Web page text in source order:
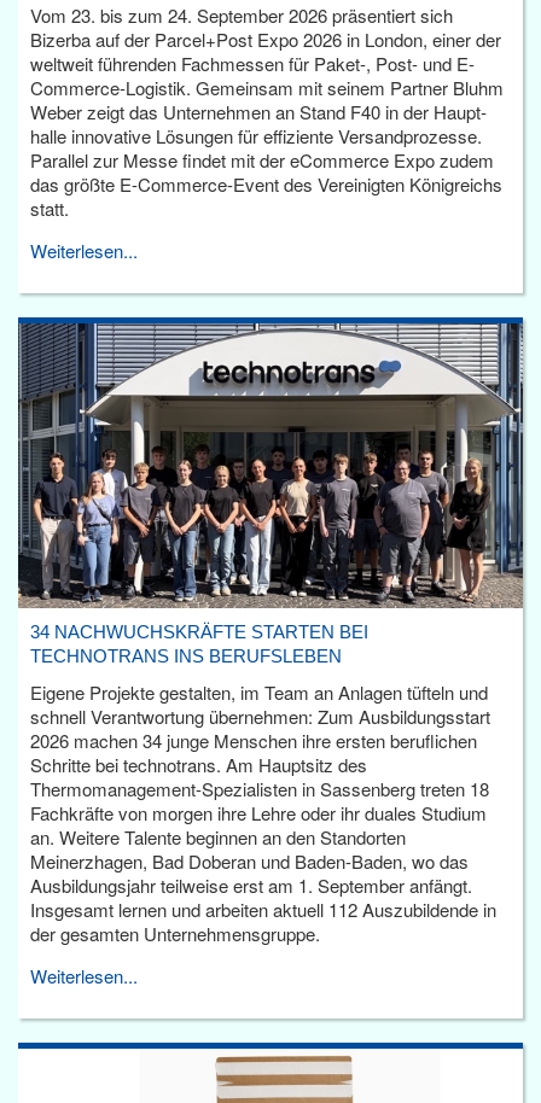
Vom 23. bis zum 24. September 2026 präsentiert sich
Bizerba auf der Parcel+Post Expo 2026 in London, einer der
weltweit führenden Fachmessen für Paket-, Post- und E-
Commerce-Logistik. Gemeinsam mit seinem Partner Bluhm
Weber zeigt das Unternehmen an Stand F40 in der Haupt­
halle innovative Lösungen für effiziente Versandprozesse.
Parallel zur Messe findet mit der eCommerce Expo zudem
das größte E-Commerce-Event des Vereinigten Königreichs
statt.
Weiterlesen...
34 NACHWUCHSKRÄFTE STARTEN BEI
TECHNOTRANS INS BERUFSLEBEN
Eigene Projekte gestalten, im Team an Anlagen tüfteln und
schnell Verantwortung übernehmen: Zum Ausbildungsstart
2026 machen 34 junge Menschen ihre ersten beruflichen
Schritte bei technotrans. Am Hauptsitz des
Thermomanagement-Spezialisten in Sassenberg treten 18
Fachkräfte von morgen ihre Lehre oder ihr duales Studium
an. Weitere Talente beginnen an den Standorten
Meinerzhagen, Bad Doberan und Baden-Baden, wo das
Ausbildungsjahr teilweise erst am 1. September anfängt.
Insgesamt lernen und arbeiten aktuell 112 Auszubildende in
der gesamten Unternehmensgruppe.
Weiterlesen...